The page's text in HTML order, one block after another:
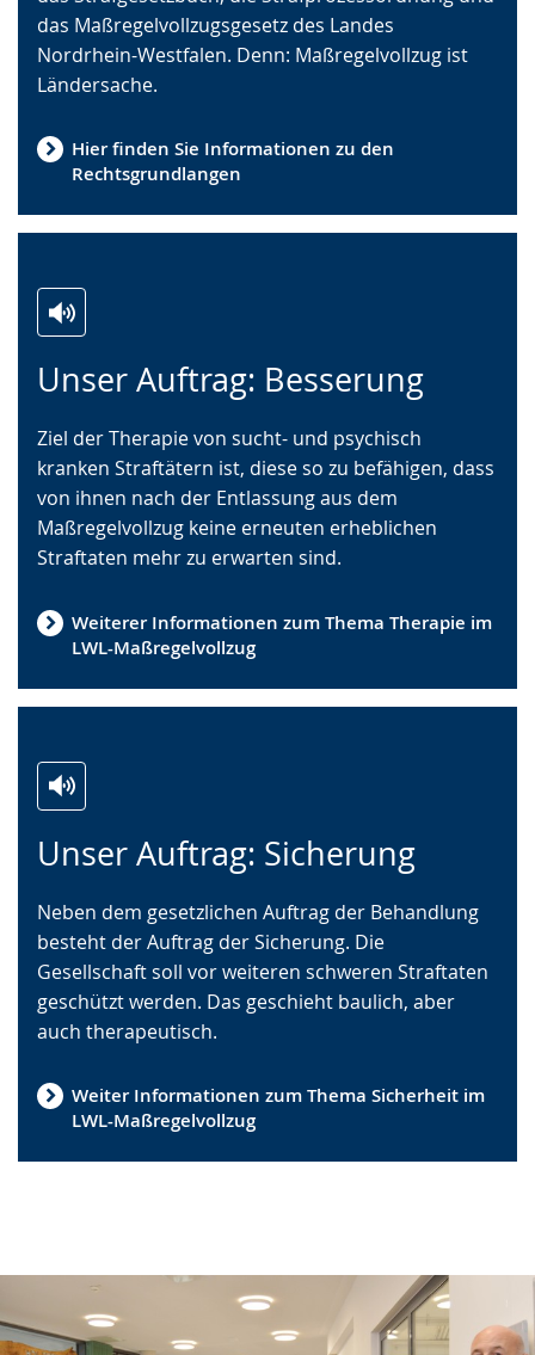
wird
angezeigt.
das Maßregelvollzugsgesetz des Landes
Nordrhein-Westfalen. Denn: Maßregelvollzug ist
Ländersache.
Hier finden Sie Informationen zu den
Rechtsgrundlangen
Unser Auftrag: Besserung
Leichten
wechseln.
Audio-
Video
Deutscher
Gebärdensprache
wird
angezeigt.
Ziel der Therapie von sucht- und psychisch
kranken Straftätern ist, diese so zu befähigen, dass
von ihnen nach der Entlassung aus dem
Maßregelvollzug keine erneuten erheblichen
Straftaten mehr zu erwarten sind.
Weiterer Informationen zum Thema Therapie im
LWL-Maßregelvollzug
Unser Auftrag: Sicherung
Leichten
wechseln.
Audio-
Video
Deutscher
Gebärdensprache
wird
angezeigt.
Neben dem gesetzlichen Auftrag der Behandlung
besteht der Auftrag der Sicherung. Die
Gesellschaft soll vor weiteren schweren Straftaten
geschützt werden. Das geschieht baulich, aber
auch therapeutisch.
Weiter Informationen zum Thema Sicherheit im
LWL-Maßregelvollzug